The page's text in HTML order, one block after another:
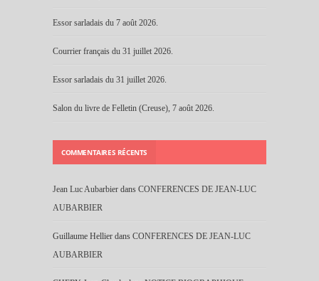
Essor sarladais du 7 août 2026.
Courrier français du 31 juillet 2026.
Essor sarladais du 31 juillet 2026.
Salon du livre de Felletin (Creuse), 7 août 2026.
COMMENTAIRES RÉCENTS
Jean Luc Aubarbier dans CONFERENCES DE JEAN-LUC
AUBARBIER
Guillaume Hellier dans CONFERENCES DE JEAN-LUC
AUBARBIER